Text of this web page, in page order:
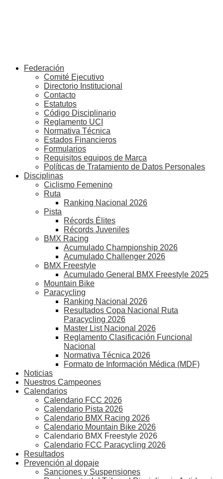
Federación
Comité Ejecutivo
Directorio Institucional
Contacto
Estatutos
Código Disciplinario
Reglamento UCI
Normativa Técnica
Estados Financieros
Formularios
Requisitos equipos de Marca
Políticas de Tratamiento de Datos Personales
Disciplinas
Ciclismo Femenino
Ruta
Ranking Nacional 2026
Pista
Récords Élites
Récords Juveniles
BMX Racing
Acumulado Championship 2026
Acumulado Challenger 2026
BMX Freestyle
Acumulado General BMX Freestyle 2025
Mountain Bike
Paracycling
Ranking Nacional 2026
Resultados Copa Nacional Ruta
Paracycling 2026
Master List Nacional 2026
Reglamento Clasificación Funcional
Nacional
Normativa Técnica 2026
Formato de Información Médica (MDF)
Noticias
Nuestros Campeones
Calendarios
Calendario FCC 2026
Calendario Pista 2026
Calendario BMX Racing 2026
Calendario Mountain Bike 2026
Calendario BMX Freestyle 2026
Calendario FCC Paracycling 2026
Resultados
Prevención al dopaje
Sanciones y Suspensiones